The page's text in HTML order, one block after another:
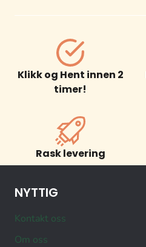
Klikk og Hent innen 2
timer!
Rask levering
NYTTIG
Kontakt oss
Om oss